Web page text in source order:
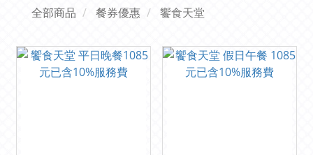
全部商品 餐券優惠 饗食天堂